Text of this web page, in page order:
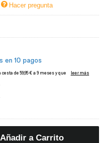
Hacer pregunta
Añadir a Carrito